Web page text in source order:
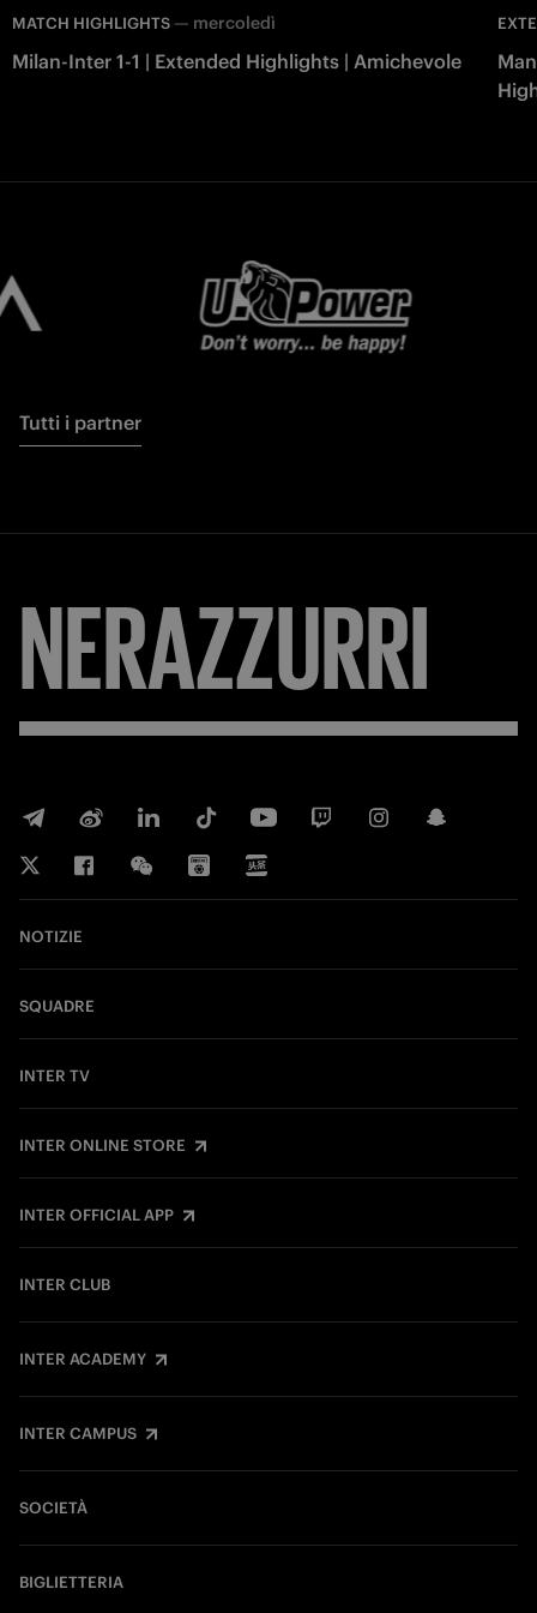
MATCH HIGHLIGHTS — mercoledì
Milan-Inter 1-1 | Extended Highlights | Amichevole
Tutti i partner
NERAZZURRI
NOTIZIE
SQUADRE
INTER TV
INTER ONLINE STORE
INTER OFFICIAL APP
INTER CLUB
INTER ACADEMY
INTER CAMPUS
SOCIETÀ
BIGLIETTERIA